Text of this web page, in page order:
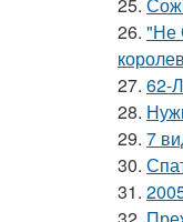
26. "Не
27. 62-
28.
29. 7
30.
31.